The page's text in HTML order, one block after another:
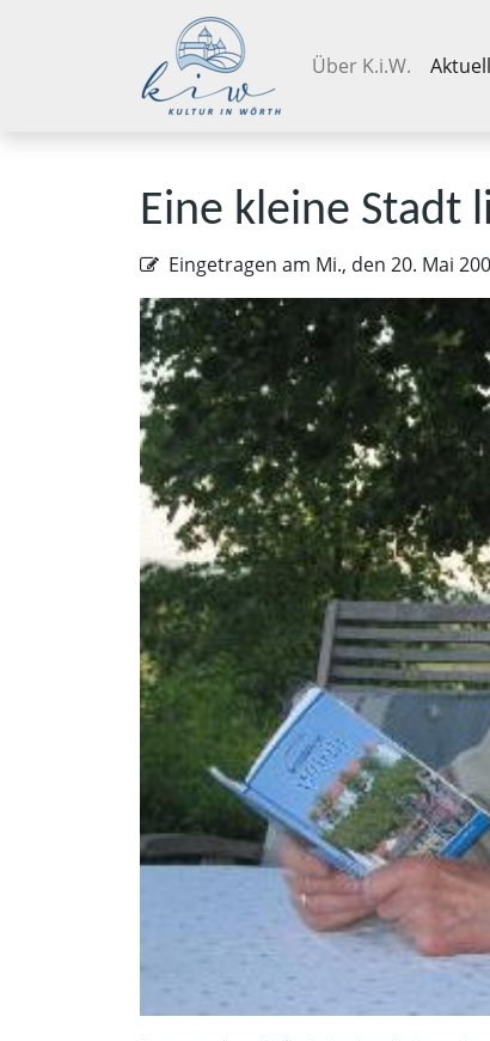
Navigation
Über K.i.W.
Eine kleine Stadt
Eingetragen am Mi., den 20. Mai